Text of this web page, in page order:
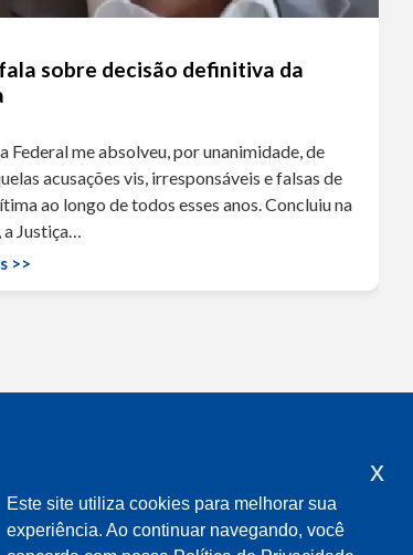
sobre decisão definitiva da
Federal me absolveu, por unanimidade, de
acusações vis, irresponsáveis e falsas de
ao longo de todos esses anos. Concluiu na
a Justiça…
>>
Este site utiliza cookies para melhorar sua
experiência. Ao continuar navegando, você
x